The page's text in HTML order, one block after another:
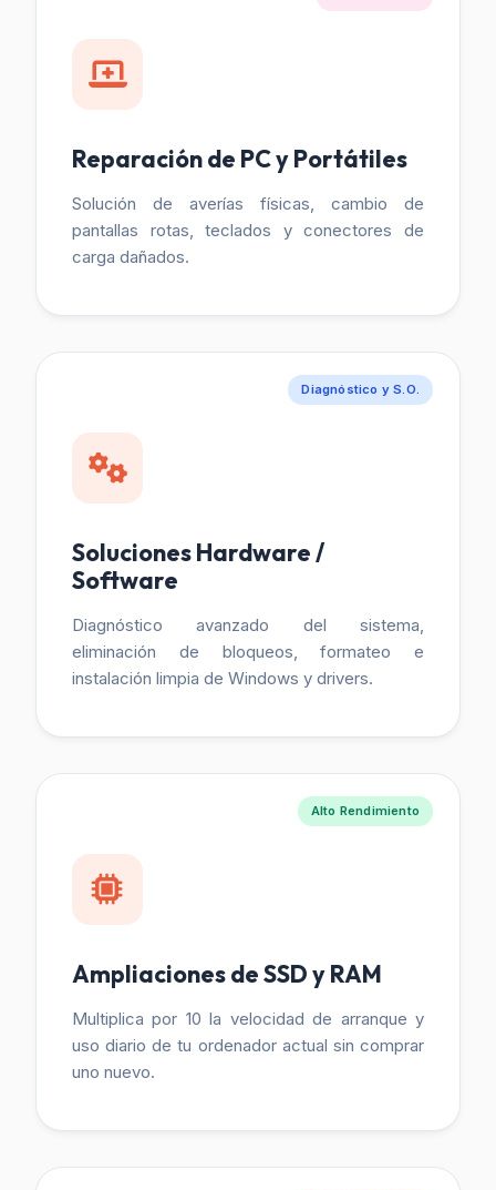
Reparación de PC y Portátiles
Solución de averías físicas, cambio de
pantallas rotas, teclados y conectores de
carga dañados.
Diagnóstico y S.O.
Soluciones Hardware /
Software
Diagnóstico avanzado del sistema,
eliminación de bloqueos, formateo e
instalación limpia de Windows y drivers.
Alto Rendimiento
Ampliaciones de SSD y RAM
Multiplica por 10 la velocidad de arranque y
uso diario de tu ordenador actual sin comprar
uno nuevo.